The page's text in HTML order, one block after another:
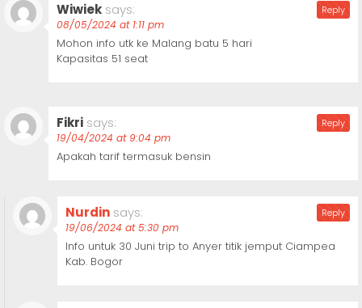
Wiwiek says:
08/05/2024 at 1:11 pm
Mohon info utk ke Malang batu 5 hari
Kapasitas 51 seat
Reply
Fikri says:
19/04/2024 at 9:04 pm
Apakah tarif termasuk bensin
Reply
Nurdin says:
19/06/2024 at 5:30 pm
Info untuk 30 Juni trip to Anyer titik jemput Ciampea
Kab. Bogor
Reply